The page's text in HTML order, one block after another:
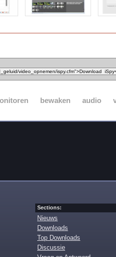
bewaken audio
Sections:
Nieuws
Downloads
Top Downloads
Discussie